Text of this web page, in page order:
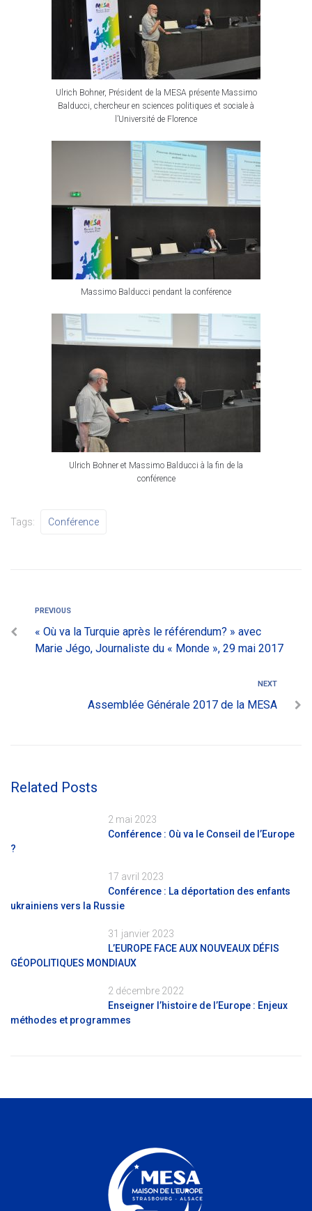
Ulrich Bohner, Président de la MESA présente Massimo
Balducci, chercheur en sciences politiques et sociale à
l’Université de Florence
Massimo Balducci pendant la conférence
Ulrich Bohner et Massimo Balducci à la fin de la
conférence
Tags: Conférence
PREVIOUS
« Où va la Turquie après le référendum? » avec
Marie Jégo, Journaliste du « Monde », 29 mai 2017
NEXT
Assemblée Générale 2017 de la MESA
Related Posts
2 mai 2023
Conférence : Où va le Conseil de l’Europe
?
17 avril 2023
Conférence : La déportation des enfants
ukrainiens vers la Russie
31 janvier 2023
L’EUROPE FACE AUX NOUVEAUX DÉFIS
GÉOPOLITIQUES MONDIAUX
2 décembre 2022
Enseigner l’histoire de l’Europe : Enjeux
méthodes et programmes